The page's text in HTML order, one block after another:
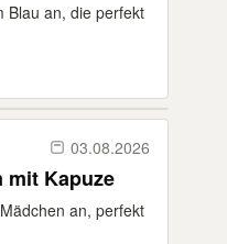
Blau an, die perfekt
03.08.2026
mit Kapuze
an, perfekt